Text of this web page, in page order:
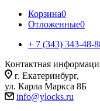
Корзина0
Отложенные0
+ 7 (343) 343-48-
Контактная
г. Екатеринбург,
ул. Карла Маркса 8Б
info@ylocks.ru